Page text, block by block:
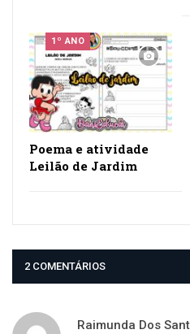
1º ANO
Poema e atividade
Leilão de Jardim
2 COMENTÁRIOS
Raimunda Dos